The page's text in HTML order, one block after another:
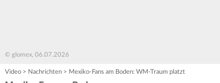
© glomex, 06.07.2026
Video > Nachrichten > Mexiko-Fans am Boden: WM-Traum platzt